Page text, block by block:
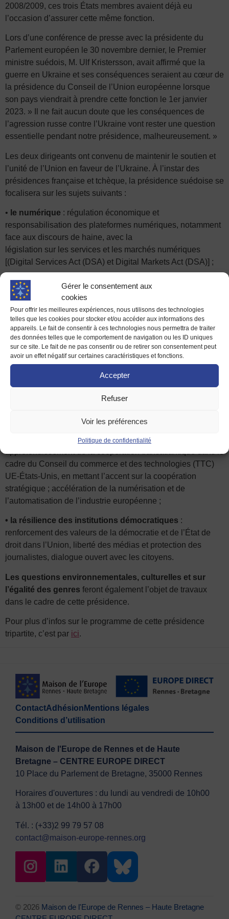
Gérer le consentement aux
cookies
Pour offrir les meilleures expériences, nous utilisons des technologies
telles que les cookies pour stocker et/ou accéder aux informations des
appareils. Le fait de consentir à ces technologies nous permettra de traiter
des données telles que le comportement de navigation ou les ID uniques
sur ce site. Le fait de ne pas consentir ou de retirer son consentement peut
avoir un effet négatif sur certaines caractéristiques et fonctions.
Accepter
Refuser
Voir les préférences
Politique de confidentialité
2008/2009, ces trois États membres avaient déjà eu
l’occasion d’assurer cette même fonction.
Lors d’une conférence de presse avec la présidente du
Parlement européen le 30 novembre dernier, le Premier
ministre suédois, M. Ulf Kristersson, avait affirmé que la
guerre en Ukraine et ses conséquences seraient au cœur de
la présidence du Conseil de l’Union européenne lorsque
son pays viendrait à prendre cette fonction le 1er janvier
2023. » Il ne fait aucun doute que les conséquences de
l’agression russe contre l’Ukraine vont rester une question
essentielle pendant notre présidence, malheureusement. »
Les deux dirigeants ont convenu de maintenir le soutien et
l’unité de l’Union en faveur de l’Ukraine. À l’instar des
présidences française et tchèque, la présidence suédoise se
focalisera sur les sujets suivants :
• le numérique : régulation économique et
responsabilisation des plateformes numériques, notamment
face aux discours de haine, avec la
législation sur les services et les marchés numériques
[(Digital Services Act (DSA) et Digital Markets Act (DSA)] ;
le social
: adoption d’une législation européenne sur le
salaire minimum ;
• la migration: réforme de l’espace Schengen avec la mise
en place d’un pilotage politique similaire à celui existant
pour la zone euro et élaboration d’un traité Europe-Afrique
pour prévenir les migrations ;
de la sécurité du cyberespace
institutions, organes et agences de l’Union, connectivité
• la résilience stratégique de l’économie européenne
accords commerciaux avec des États démocratiques et
approfondissement de la coopération transatlantique dans le
cadre du Conseil du commerce et des technologies (TTC)
UE-États-Unis, en mettant l’accent sur la coopération
stratégique ; accélération de la numérisation et de
l’automatisation de l’industrie européenne ;
• la résilience des institutions démocratiques :
renforcement des valeurs de la démocratie et de l’État de
droit dans l’Union, liberté des médias et protection des
journalistes, dialogue ouvert avec les citoyens.
Les questions environnementales, culturelles et sur
l’égalité des genres feront également l’objet de travaux
dans le cadre de cette présidence.
Pour plus d’infos sur le programme de cette présidence
tripartite, c’est par ici.
ContactAdhésion Mentions légales
Conditions d’utilisation
Maison de l'Europe de Rennes et de Haute
Bretagne – CENTRE EUROPE DIRECT
10 Place du Parlement de Bretagne, 35000 Rennes
Horaires d'ouvertures : du lundi au vendredi de 10h00
à 13h00 et de 14h00 à 17h00
Tél. : (+33)2 99 79 57 08
contact@maison-europe-rennes.org
© 2026 Maison de l'Europe de Rennes – Haute Bretagne